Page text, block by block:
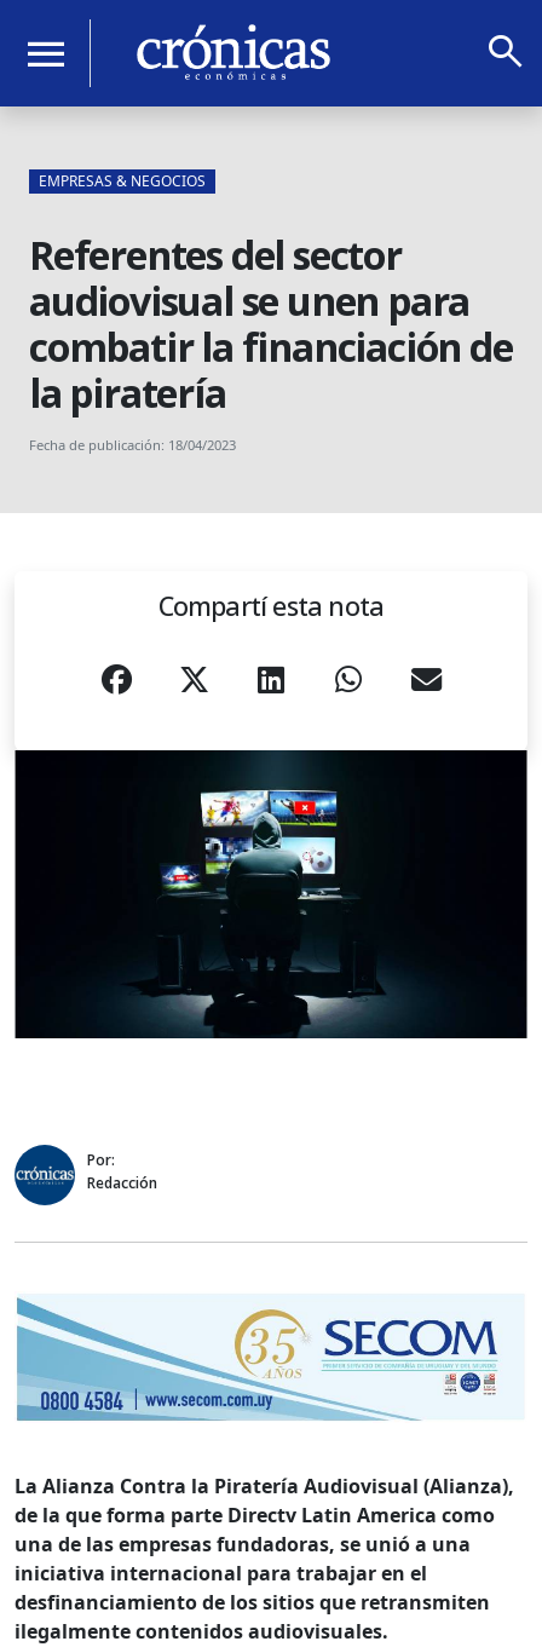
menu search
EMPRESAS & NEGOCIOS
Referentes del sector
audiovisual se unen para
combatir la financiación de
la piratería
Fecha de publicación: 18/04/2023
Compartí esta nota
Por:
Redacción
La Alianza Contra la Piratería Audiovisual (Alianza),
de la que forma parte Directv Latin America como
una de las empresas fundadoras, se unió a una
iniciativa internacional para trabajar en el
desfinanciamiento de los sitios que retransmiten
ilegalmente contenidos audiovisuales.